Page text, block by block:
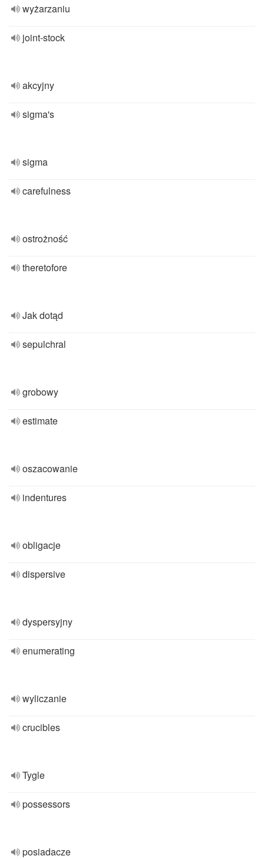
wyżarzaniu
joint-stock
akcyjny
sigma's
sigma
carefulness
ostrożność
theretofore
Jak dotąd
sepulchral
grobowy
estimate
oszacowanie
indentures
obligacje
dispersive
dyspersyjny
enumerating
wyliczanie
crucibles
Tygle
possessors
posiadacze